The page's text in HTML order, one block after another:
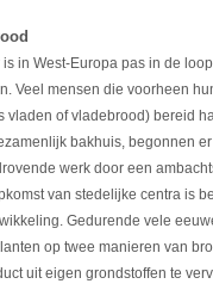
in West-Europa pas in de
Veel mensen die voorheen
vladen of vladebrood) bereid
bakhuis, begonnen
werk door een
van stedelijke centra is
Gedurende vele
op twee manieren van
uit eigen grondstoffen te